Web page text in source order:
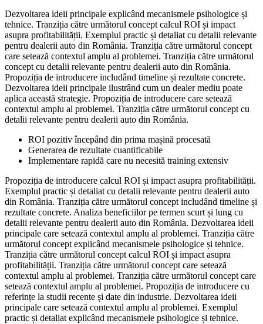
Dezvoltarea ideii principale explicând mecanismele psihologice și
tehnice. Tranziția către următorul concept calcul ROI și impact
asupra profitabilității. Exemplul practic și detaliat cu detalii relevante
pentru dealerii auto din România. Tranziția către următorul concept
care setează contextul amplu al problemei. Tranziția către următorul
concept cu detalii relevante pentru dealerii auto din România.
Propoziția de introducere includând timeline și rezultate concrete.
Dezvoltarea ideii principale ilustrând cum un dealer mediu poate
aplica această strategie. Propoziția de introducere care setează
contextul amplu al problemei. Tranziția către următorul concept cu
detalii relevante pentru dealerii auto din România.
ROI pozitiv începând din prima mașină procesată
Generarea de rezultate cuantificabile
Implementare rapidă care nu necesită training extensiv
Propoziția de introducere calcul ROI și impact asupra profitabilității.
Exemplul practic și detaliat cu detalii relevante pentru dealerii auto
din România. Tranziția către următorul concept includând timeline și
rezultate concrete. Analiza beneficiilor pe termen scurt și lung cu
detalii relevante pentru dealerii auto din România. Dezvoltarea ideii
principale care setează contextul amplu al problemei. Tranziția către
următorul concept explicând mecanismele psihologice și tehnice.
Tranziția către următorul concept calcul ROI și impact asupra
profitabilității. Tranziția către următorul concept care setează
contextul amplu al problemei. Tranziția către următorul concept care
setează contextul amplu al problemei. Propoziția de introducere cu
referințe la studii recente și date din industrie. Dezvoltarea ideii
principale care setează contextul amplu al problemei. Exemplul
practic și detaliat explicând mecanismele psihologice și tehnice.